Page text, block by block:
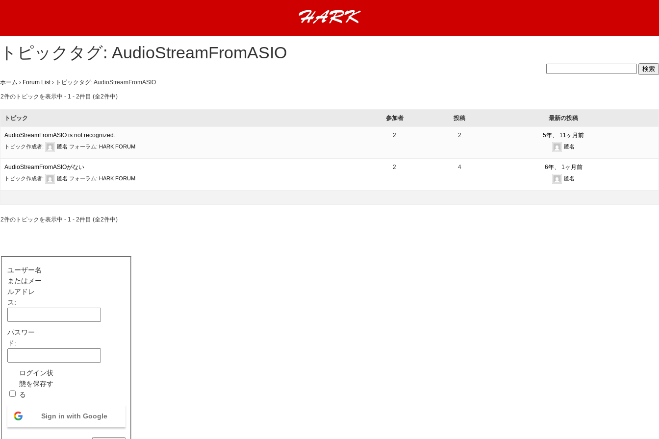
トピックタグ: AudioStreamFromASIO
ホーム › Forum List › トピックタグ: AudioStreamFromASIO
2件のトピックを表示中 - 1 - 2件目 (全2件中)
トピック 参加者 投稿 最新の投稿
AudioStreamFromASIO is not recognized.
トピック作成者: 匿名 フォーラム: HARK FORUM
2 2 5年、 11ヶ月前
匿名
AudioStreamFromASIOがない
トピック作成者: 匿名 フォーラム: HARK FORUM
2 4 6年、 1ヶ月前
匿名
2件のトピックを表示中 - 1 - 2件目 (全2件中)
ユーザー名
またはメー
ルアドレ
ス:
パスワー
ド:
ログイン状
態を保存す
る
Sign in with Google